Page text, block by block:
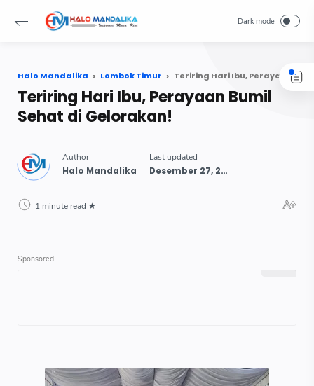
Halo Mandalika Lombok Timur Teriring Hari Ibu, Perayaan Bumil Sehat di Gelorakan!
Teriring Hari Ibu, Perayaan Bumil
Sehat di Gelorakan!
1 minute read